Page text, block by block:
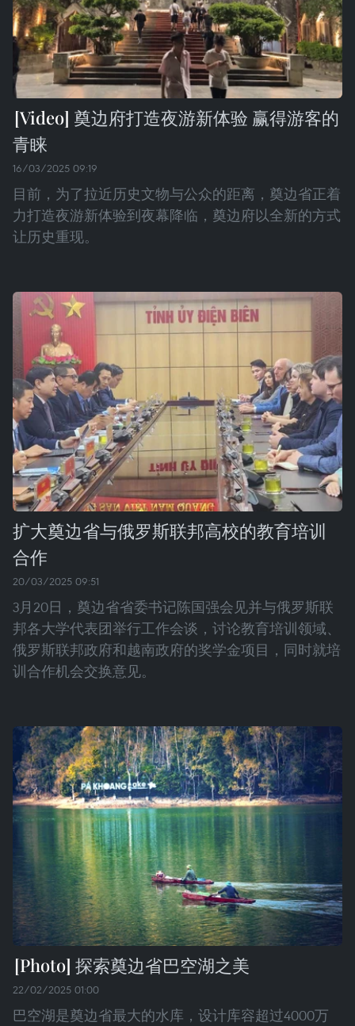
奠边府打造夜游新体验 赢得游客的
青睐
16/03/2025 09:19
目前，为了拉近历史文物与公众的距离，奠边省正着
力打造夜游新体验到夜幕降临，奠边府以全新的方式
让历史重现。
扩大奠边省与俄罗斯联邦高校的教育培训
合作
20/03/2025 09:51
3月20日，奠边省省委书记陈国强会见并与俄罗斯联
邦各大学代表团举行工作会谈，讨论教育培训领域、
俄罗斯联邦政府和越南政府的奖学金项目，同时就培
训合作机会交换意见。
探索奠边省巴空湖之美
22/02/2025 01:00
巴空湖是奠边省最大的水库，设计库容超过4000万